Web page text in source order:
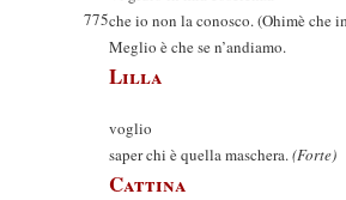
775che io non la conosco. (Ohimè che
Meglio è che se n’andiamo.
Lilla
Io
voglio
saper chi è quella maschera.(Forte)
Cattina